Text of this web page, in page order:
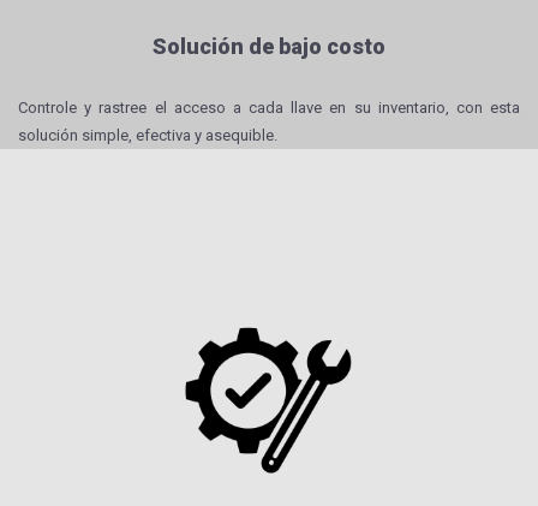
Solución de bajo costo
Controle y rastree el acceso a cada llave en su inventario, con esta
solución simple, efectiva y asequible.